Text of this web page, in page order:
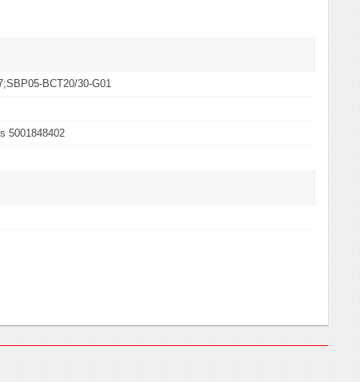
BCT20/30-G01
5001848402